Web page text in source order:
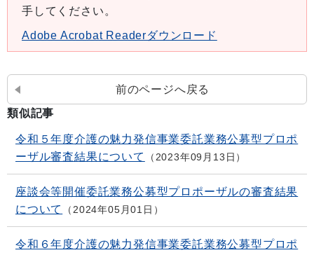
手してください。
Adobe Acrobat Readerダウンロード
前のページへ戻る
類似記事
令和５年度介護の魅力発信事業委託業務公募型プロポ
ーザル審査結果について
2023年09月13日
座談会等開催委託業務公募型プロポーザルの審査結果
について
2024年05月01日
令和６年度介護の魅力発信事業委託業務公募型プロポ